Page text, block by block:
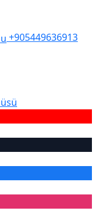
+905449636913